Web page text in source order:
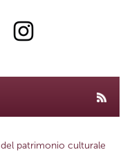
patrimonio culturale